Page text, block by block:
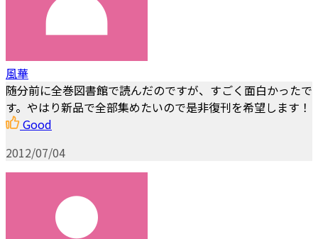
風華
随分前に全巻図書館で読んだのですが、すごく面白かったで
す。やはり新品で全部集めたいので是非復刊を希望します！
Good
2012/07/04